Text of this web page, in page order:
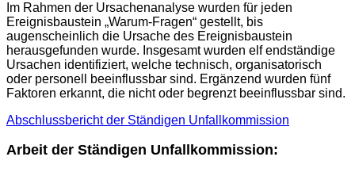
Im Rahmen der Ursachenanalyse wurden für jeden
Ereignisbaustein „Warum-Fragen“ gestellt, bis
augenscheinlich die Ursache des Ereignisbaustein
herausgefunden wurde. Insgesamt wurden elf endständige
Ursachen identifiziert, welche technisch, organisatorisch
oder personell beeinflussbar sind. Ergänzend wurden fünf
Faktoren erkannt, die nicht oder begrenzt beeinflussbar sind.
Abschlussbericht der Ständigen Unfallkommission
Arbeit der Ständigen Unfallkommission: